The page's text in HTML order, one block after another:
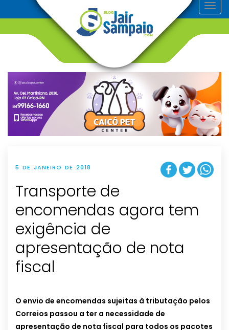
T
o
v
g
t
i
o
n
5 DE JANEIRO DE 2018
Transporte de
encomendas agora tem
exigência de
apresentação de nota
fiscal
O envio de encomendas sujeitas à tributação pelos
Correios passou a ter a necessidade de
apresentação de nota fiscal para todos os pacotes